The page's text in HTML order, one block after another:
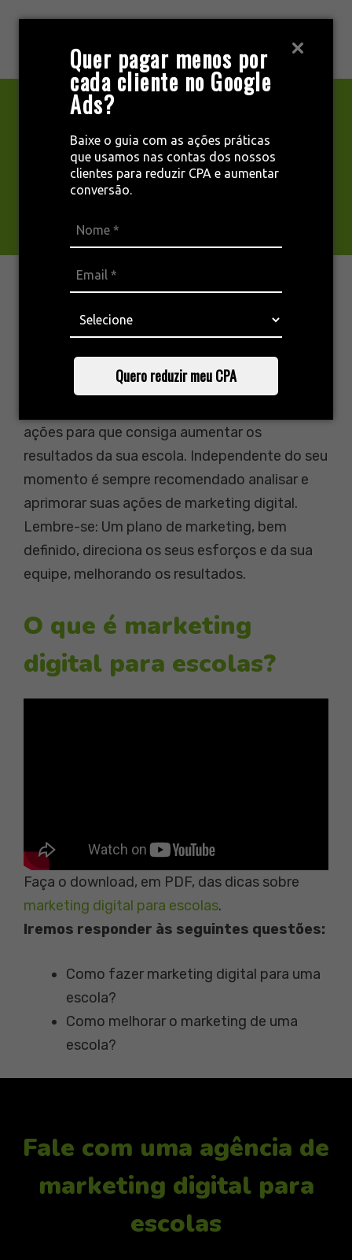
Quer pagar menos por
cada cliente no Google
Ads?
Baixe o guia com as ações práticas
que usamos nas contas dos nossos
clientes para reduzir CPA e aumentar
conversão.
Quero reduzir meu CPA
conteúdo
Marketing digital
para escolas
Você já possui um plano de
marketing
digital para escolas? Caso afirmativo,
vamos trazer algumas ideias para que você
possa aprimorar o seu plano atual. Caso
ações para que consiga aumentar os
resultados da sua escola. Independente do seu
momento é sempre recomendado analisar e
aprimorar suas ações de marketing digital.
Lembre-se: Um plano de marketing, bem
definido, direciona os seus esforços e da sua
equipe, melhorando os resultados.
O que é marketing
digital para escolas?
Faça o download, em PDF, das dicas sobre
marketing digital para escolas.
Iremos responder às seguintes questões:
Como fazer marketing digital para uma
escola?
Como melhorar o marketing de uma
escola?
Fale com uma agência de
marketing digital para
escolas